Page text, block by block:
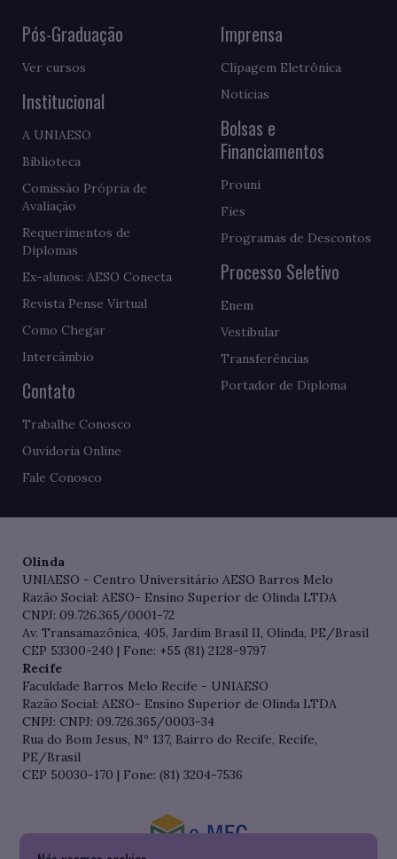
Pós-Graduação
Ver cursos
Institucional
A UNIAESO
Biblioteca
Comissão Própria de
Avaliação
Requerimentos de
Diplomas
Ex-alunos: AESO Conecta
Revista Pense Virtual
Como Chegar
Intercâmbio
Contato
Trabalhe Conosco
Ouvidoria Online
Fale Conosco
Imprensa
Clipagem Eletrônica
Notícias
Bolsas e
Financiamentos
Prouni
Fies
Programas de Descontos
Processo Seletivo
Enem
Vestibular
Transferências
Portador de Diploma
Olinda
UNIAESO - Centro Universitário AESO Barros Melo
Razão Social: AESO- Ensino Superior de Olinda LTDA
CNPJ: 09.726.365/0001-72
Av. Transamazônica, 405, Jardim Brasil II, Olinda, PE/Brasil
CEP 53300-240 | Fone: +55 (81) 2128-9797
Recife
Faculdade Barros Melo Recife - UNIAESO
Razão Social: AESO- Ensino Superior de Olinda LTDA
CNPJ: CNPJ: 09.726.365/0003-34
Rua do Bom Jesus, Nº 137, Bairro do Recife, Recife,
PE/Brasil
CEP 50030-170 | Fone: (81) 3204-7536
Consulte o cadastro da Instituição no Sistema do e-MEC